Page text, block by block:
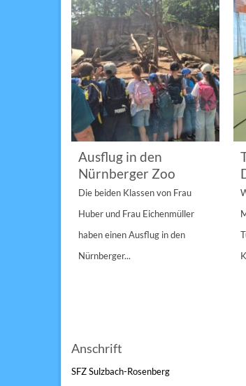
Ausflug in den
Nürnberger Zoo
Die beiden Klassen von Frau
Huber und Frau Eichenmüller
haben einen Ausflug in den
Nürnberger...
Anschrift
SFZ Sulzbach-Rosenberg